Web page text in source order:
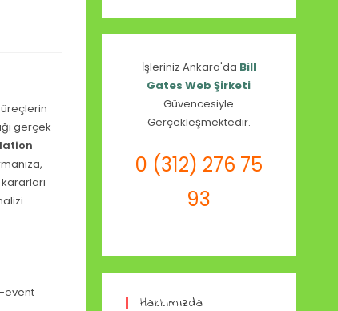
gerçek
event
İşleriniz Ankara'da Bill
Gates Web Şirketi
Güvencesiyle
Gerçekleşmektedir.
0 (312) 276 75
93
Hakkımızda